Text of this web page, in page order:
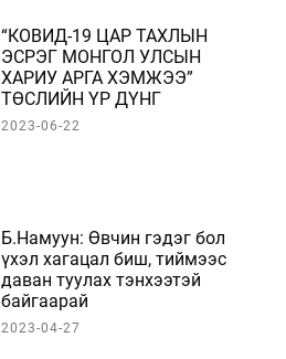
“КОВИД-19 ЦАР ТАХЛЫН
ЭСРЭГ МОНГОЛ УЛСЫН
ХАРИУ АРГА ХЭМЖЭЭ”
ТӨСЛИЙН ҮР ДҮНГ
ХЭЛЭЛЦЭХ УУЛЗАЛТ БОЛЛОО
2023-06-22
Б.Намуун: Өвчин гэдэг бол
үхэл хагацал биш, тиймээс
даван туулах тэнхээтэй
байгаарай
2023-04-27